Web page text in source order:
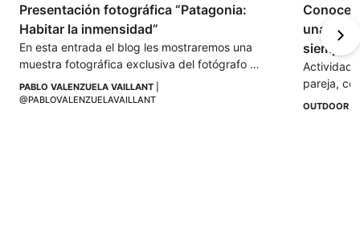
Presentación fotográfica “Patagonia:
Habitar la inmensidad”
En esta entrada el blog les mostraremos una
muestra fotográfica exclusiva del fotógrafo
chileno Pablo Valenzuela.
PABLO VALENZUELA VAILLANT
@PABLOVALENZUELAVAILLANT
Conocer
una
siempre
pareja,
OUTDOOR